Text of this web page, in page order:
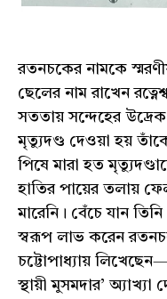
রতনচকের নামকে
ছেলের নাম রাখেন
সততায় সন্দেহের
মৃত্যুদণ্ড দেওয়া হয়
পিষে মারা হত
হাতির পায়ের তলায়
মারেনি। বেঁচে যান
স্বরূপ লাভ করেন
চট্টোপাধ্যায়
স্থায়ী মুসমদার’